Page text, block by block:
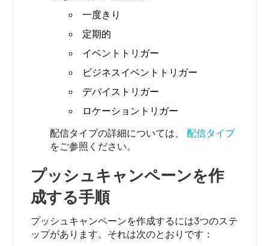
一度きり
定期的
イベントトリガー
ビジネスイベントトリガー
デバイストリガー
ロケーショントリガー
配信タイプの詳細については、 配信タイプ
をご参照ください。
プッシュキャンペーンを作
成する手順
プッシュキャンペーンを作成するには3つのステ
ップがあります。それは次のとおりです：